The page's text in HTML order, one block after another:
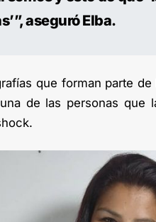
aseguró Elba.
que forman parte
de las personas que